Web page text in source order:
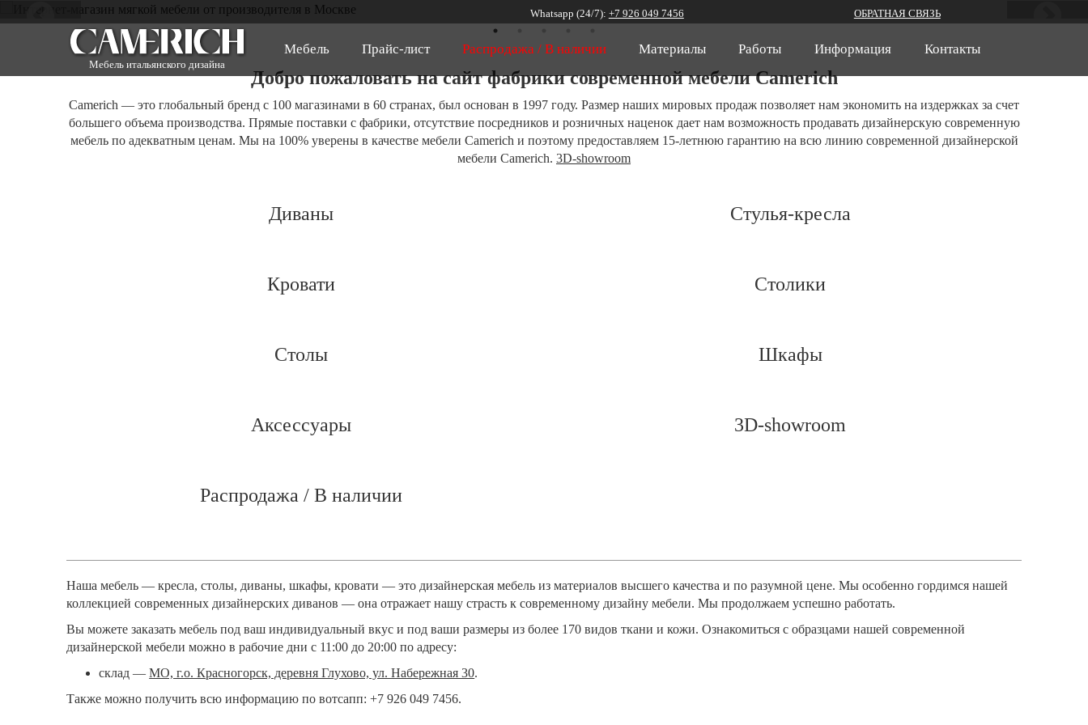
Whatsapp (24/7): +7 926 049 7456 ОБРАТНАЯ СВЯЗЬ
Мебель итальянского дизайна
Мебель Прайс-лист Распродажа / В наличии Материалы Работы Информация Контакты
Добро пожаловать на сайт фабрики современной мебели Camerich
Camerich — это глобальный бренд с 100 магазинами в 60 странах, был основан в 1997 году. Размер наших мировых продаж позволяет нам экономить на издержках за счет
большего объема производства. Прямые поставки с фабрики, отсутствие посредников и розничных наценок дает нам возможность продавать дизайнерскую современную
мебель по адекватным ценам. Мы на 100% уверены в качестве мебели Camerich и поэтому предоставляем 15-летнюю гарантию на всю линию современной дизайнерской
мебели Camerich. 3D-showroom
Диваны Стулья-кресла
Кровати Столики
Столы Шкафы
Аксессуары 3D-showroom
Распродажа / В наличии
Наша мебель — кресла, столы, диваны, шкафы, кровати — это дизайнерская мебель из материалов высшего качества и по разумной цене. Мы особенно гордимся нашей
коллекцией современных дизайнерских диванов — она отражает нашу страсть к современному дизайну мебели. Мы продолжаем успешно работать.
Вы можете заказать мебель под ваш индивидуальный вкус и под ваши размеры из более 170 видов ткани и кожи. Ознакомиться с образцами нашей современной
дизайнерской мебели можно в рабочие дни с 11:00 до 20:00 по адресу:
склад —МО, г.о. Красногорск, деревня Глухово, ул. Набережная 30.
Также можно получить всю информацию по вотсапп: +7 926 049 7456.